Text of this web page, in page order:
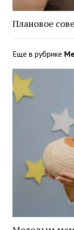
Плановое
Еще в рубрике